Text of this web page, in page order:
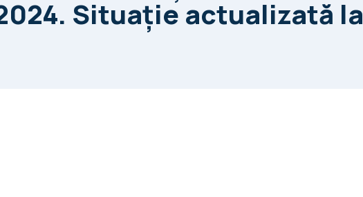
Situaţie actualizată la